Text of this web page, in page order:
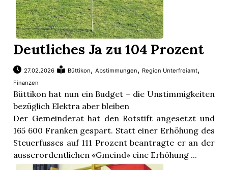
Deutliches Ja zu 104 Prozent
27.02.2026 Büttikon,Abstimmungen, Region Unterfreiamt,
Finanzen
Büttikon hat nun ein Budget – die Unstimmigkeiten
bezüglich Elektra aber bleiben
Der Gemeinderat hat den Rotstift angesetzt und
165 600 Franken gespart. Statt einer Erhöhung des
Steuerfusses auf 111 Prozent beantragte er an der
ausserordentlichen «Gmeind» eine Erhöhung ...